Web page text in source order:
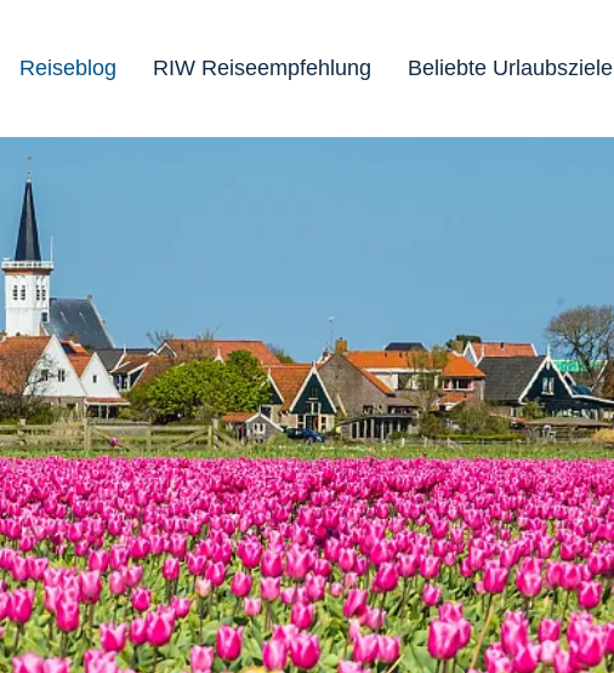
Reiseblog RIW Reiseempfehlung Beliebte Urlaubsziele